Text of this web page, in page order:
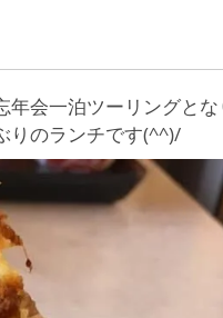
年会一泊ツーリングと
りのランチです(^^)/